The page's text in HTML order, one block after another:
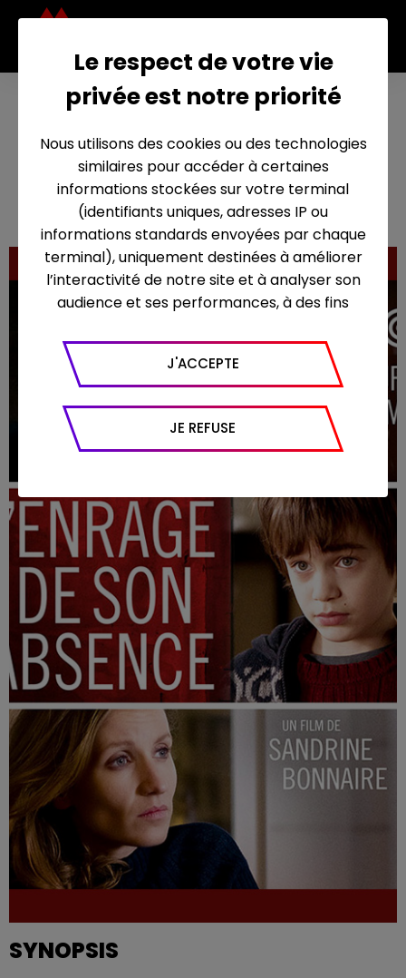
J’enrag
e de son
absenc
e 31 octobre 2012
SYNOPSIS
Le respect de votre vie
privée est notre priorité
Nous utilisons des cookies ou des technologies
similaires pour accéder à certaines
informations stockées sur votre terminal
(identifiants uniques, adresses IP ou
informations standards envoyées par chaque
terminal), uniquement destinées à améliorer
l’interactivité de notre site et à analyser son
audience et ses performances, à des fins
Google Analytics pour générer des rapports
sur le trafic (nombre de visites, temps passé
sur le site, nombre de pages vues en moyenne,
appareil et navigateur utilisé, emplacement
géographique), l’origine du trafic et la
J'ACCEPTE
JE REFUSE